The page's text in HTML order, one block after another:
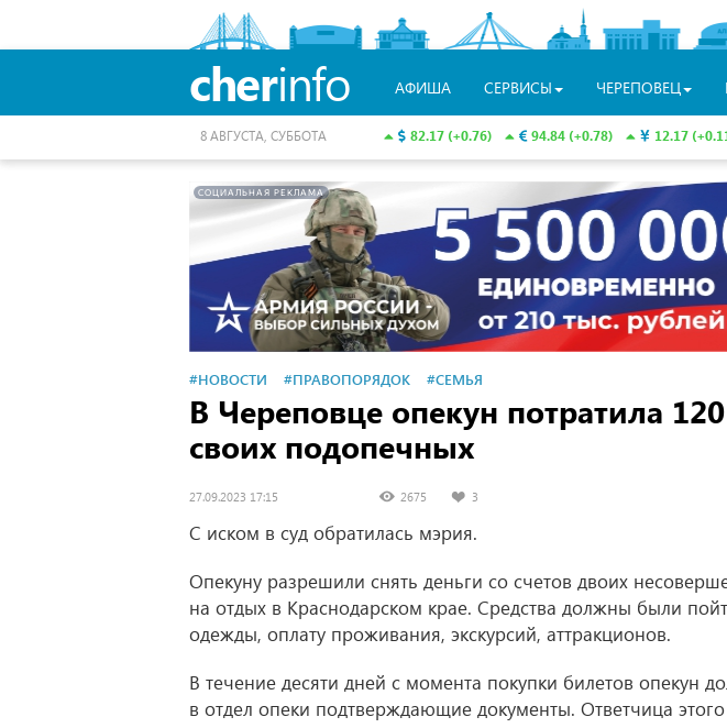
cherinfo АФИША СЕРВИСЫ ЧЕРЕПОВЕЦ
82.17 (+0.76) 94.84 (+0.78) 12.17
8 АВГУСТА, СУББОТА
СОЦИАЛЬНАЯ РЕКЛАМА
#НОВОСТИ #ПРАВОПОРЯДОК #СЕМЬЯ
В Череповце опекун потратила
своих подопечных
27.09.2023 17:15 2675 3
С иском в суд обратилась мэрия.
Опекуну разрешили снять деньги со счетов двоих
на отдых в Краснодарском крае. Средства должны были
одежды, оплату проживания, экскурсий, аттракционов.
В течение десяти дней с момента покупки билетов опекун
в отдел опеки подтверждающие документы. Ответчица